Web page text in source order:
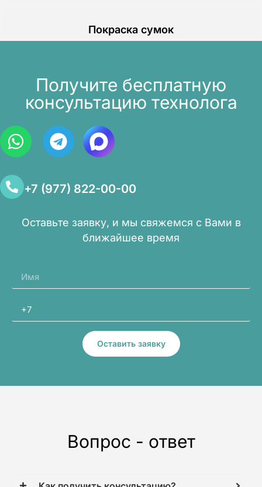
Покраска сумок
Получите бесплатную
консультацию технолога
+7 (977) 822-00-00
Оставьте заявку, и мы свяжемся с Вами в
ближайшее время
Оставить заявку
Вопрос - ответ